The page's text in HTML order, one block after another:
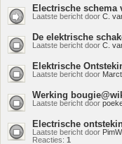
Electrische schema
Laatste bericht door C.
De elektrische
Laatste bericht door C.
Elektrische
Laatste bericht door
Werking
Laatste bericht door
Electrische
Laatste bericht door PimW
Reacties: 1